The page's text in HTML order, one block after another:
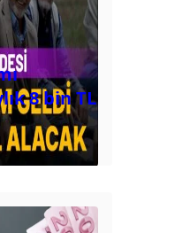
8 bin TL